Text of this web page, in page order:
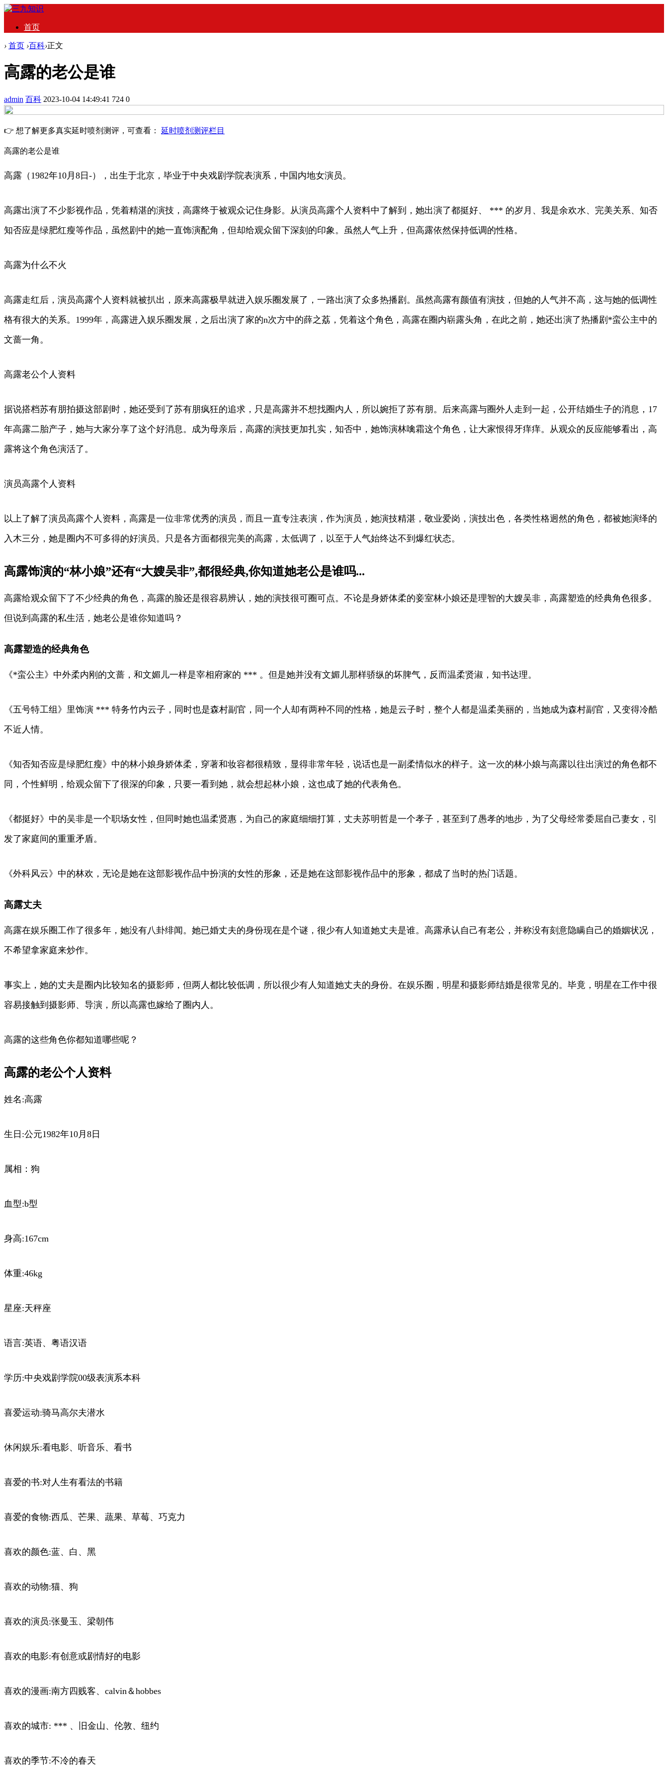
首页
› 首页 ›百科›正文
高露的老公是谁
admin 百科 2023-10-04 14:49:41 724 0
👉 想了解更多真实延时喷剂测评，可查看： 延时喷剂测评栏目
高露的老公是谁
高露（1982年10月8日-），出生于北京，毕业于中央戏剧学院表演系，中国内地女演员。
高露出演了不少影视作品，凭着精湛的演技，高露终于被观众记住身影。从演员高露个人资料中了解到，她出演了都挺好、 *** 的岁月、我是余欢水、完美关系、知否
知否应是绿肥红瘦等作品，虽然剧中的她一直饰演配角，但却给观众留下深刻的印象。虽然人气上升，但高露依然保持低调的性格。
高露为什么不火
高露走红后，演员高露个人资料就被扒出，原来高露极早就进入娱乐圈发展了，一路出演了众多热播剧。虽然高露有颜值有演技，但她的人气并不高，这与她的低调性
格有很大的关系。1999年，高露进入娱乐圈发展，之后出演了家的n次方中的薛之荔，凭着这个角色，高露在圈内崭露头角，在此之前，她还出演了热播剧*蛮公主中的
文蔷一角。
高露老公个人资料
据说搭档苏有朋拍摄这部剧时，她还受到了苏有朋疯狂的追求，只是高露并不想找圈内人，所以婉拒了苏有朋。后来高露与圈外人走到一起，公开结婚生子的消息，17
年高露二胎产子，她与大家分享了这个好消息。成为母亲后，高露的演技更加扎实，知否中，她饰演林噙霜这个角色，让大家恨得牙痒痒。从观众的反应能够看出，高
露将这个角色演活了。
演员高露个人资料
以上了解了演员高露个人资料，高露是一位非常优秀的演员，而且一直专注表演，作为演员，她演技精湛，敬业爱岗，演技出色，各类性格迥然的角色，都被她演绎的
入木三分，她是圈内不可多得的好演员。只是各方面都很完美的高露，太低调了，以至于人气始终达不到爆红状态。
高露饰演的“林小娘”还有“大嫂吴非”,都很经典,你知道她老公是谁吗...
高露给观众留下了不少经典的角色，高露的脸还是很容易辨认，她的演技很可圈可点。不论是身娇体柔的妾室林小娘还是理智的大嫂吴非，高露塑造的经典角色很多。
但说到高露的私生活，她老公是谁你知道吗？
高露塑造的经典角色
《*蛮公主》中外柔内刚的文蔷，和文媚儿一样是宰相府家的 *** 。但是她并没有文媚儿那样骄纵的坏脾气，反而温柔贤淑，知书达理。
《五号特工组》里饰演 *** 特务竹内云子，同时也是森村副官，同一个人却有两种不同的性格，她是云子时，整个人都是温柔美丽的，当她成为森村副官，又变得冷酷
不近人情。
《知否知否应是绿肥红瘦》中的林小娘身娇体柔，穿著和妆容都很精致，显得非常年轻，说话也是一副柔情似水的样子。这一次的林小娘与高露以往出演过的角色都不
同，个性鲜明，给观众留下了很深的印象，只要一看到她，就会想起林小娘，这也成了她的代表角色。
《都挺好》中的吴非是一个职场女性，但同时她也温柔贤惠，为自己的家庭细细打算，丈夫苏明哲是一个孝子，甚至到了愚孝的地步，为了父母经常委屈自己妻女，引
发了家庭间的重重矛盾。
《外科风云》中的林欢，无论是她在这部影视作品中扮演的女性的形象，还是她在这部影视作品中的形象，都成了当时的热门话题。
高露丈夫
高露在娱乐圈工作了很多年，她没有八卦绯闻。她已婚丈夫的身份现在是个谜，很少有人知道她丈夫是谁。高露承认自己有老公，并称没有刻意隐瞒自己的婚姻状况，
不希望拿家庭来炒作。
事实上，她的丈夫是圈内比较知名的摄影师，但两人都比较低调，所以很少有人知道她丈夫的身份。在娱乐圈，明星和摄影师结婚是很常见的。毕竟，明星在工作中很
容易接触到摄影师、导演，所以高露也嫁给了圈内人。
高露的这些角色你都知道哪些呢？
高露的老公个人资料
姓名:高露
生日:公元1982年10月8日
属相：狗
血型:b型
身高:167cm
体重:46kg
星座:天秤座
语言:英语、粤语汉语
学历:中央戏剧学院00级表演系本科
喜爱运动:骑马高尔夫潜水
休闲娱乐:看电影、听音乐、看书
喜爱的书:对人生有看法的书籍
喜爱的食物:西瓜、芒果、蔬果、草莓、巧克力
喜欢的颜色:蓝、白、黑
喜欢的动物:猫、狗
喜欢的演员:张曼玉、梁朝伟
喜欢的电影:有创意或剧情好的电影
喜欢的漫画:南方四贱客、calvin＆hobbes
喜欢的城市: *** 、旧金山、伦敦、纽约
喜欢的季节:不冷的春天